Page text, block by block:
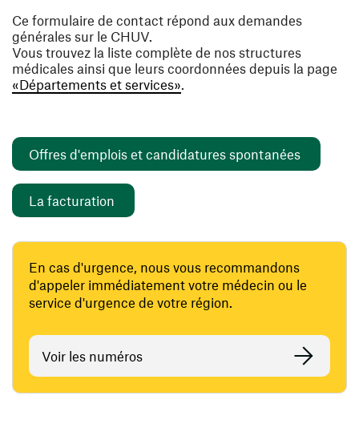
Ce formulaire de contact répond aux demandes
générales sur le CHUV.
Vous trouvez la liste complète de nos structures
médicales ainsi que leurs coordonnées depuis la page
«Départements et services».
Offres d'emplois et candidatures spontanées
La facturation
En cas d'urgence, nous vous recommandons
d'appeler immédiatement votre médecin ou le
service d'urgence de votre région.
Voir les numéros